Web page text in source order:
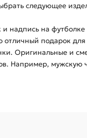
следующее
надпись на футболке
отличный подарок для
Оригинальные и
Например, мужскую